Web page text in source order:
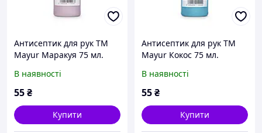
Антисептик для рук TM
Mayur Маракуя 75 мл.
В наявності
55₴
Купити
Антисептик для рук TM
Mayur Кокос 75 мл.
В наявності
55₴
Купити